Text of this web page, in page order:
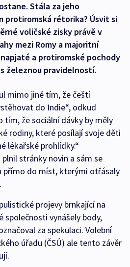
Stála za jeho
protiromská rétorika? Úsvit si
voličské zisky právě v
mezi Romy a majoritní
a protiromské pochody
železnou pravidelností.
mimo jiné tím, že čeští
do Indie“, odkud
tím, že sociální dávky by měly
rodiny, které posílají svoje děti
lékařské prohlídky.“
stránky novin a sám se
přímo do míst, kterými otřásaly
projevy brnkající na
společnosti vynášely body,
za spekulaci. Volební
úřadu (ČSÚ) ale tento závěr